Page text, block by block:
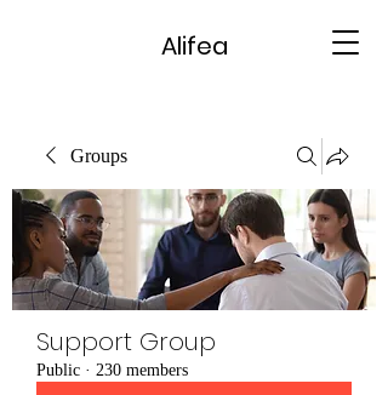
Alifea
Groups
Support Group
Public · 230 members